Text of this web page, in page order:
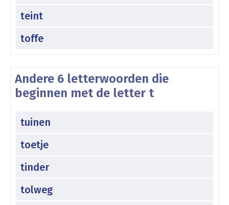
teint
toffe
Andere 6 letterwoorden die
beginnen met de letter t
tuinen
toetje
tinder
tolweg